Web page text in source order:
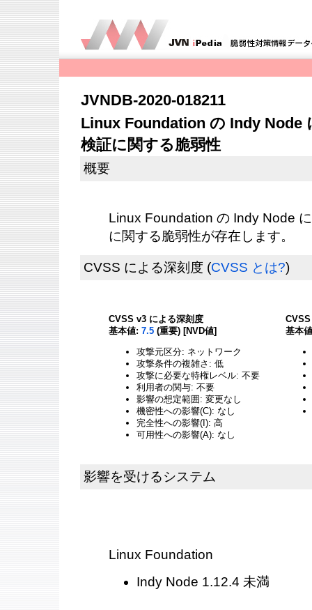
JVNDB-2020-018211
Linux Foundation の Indy Node
検証に関する脆弱性
概要
Linux Foundation の Indy Node
に関する脆弱性が存在します。
CVSS による深刻度 (CVSS とは?)
CVSS v3 による深刻度
基本値: 7.5 (重要) [NVD値]
攻撃元区分: ネットワーク
攻撃条件の複雑さ: 低
攻撃に必要な特権レベル: 不要
利用者の関与: 不要
影響の想定範囲: 変更なし
機密性への影響(C): なし
完全性への影響(I): 高
可用性への影響(A): なし
基本
影響を受けるシステム
Linux Foundation
Indy Node 1.12.4 未満